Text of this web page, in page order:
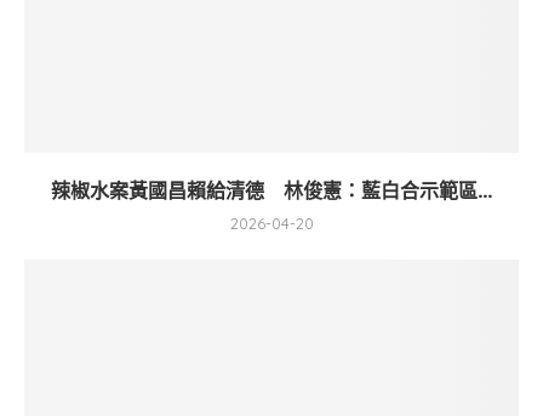
辣椒水案黃國昌賴給清德 林俊憲：藍白合示範區...
2026-04-20